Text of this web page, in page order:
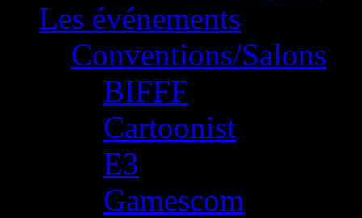
Les événements
Conventions/Salons
BIFFF
Cartoonist
E3
Gamescom